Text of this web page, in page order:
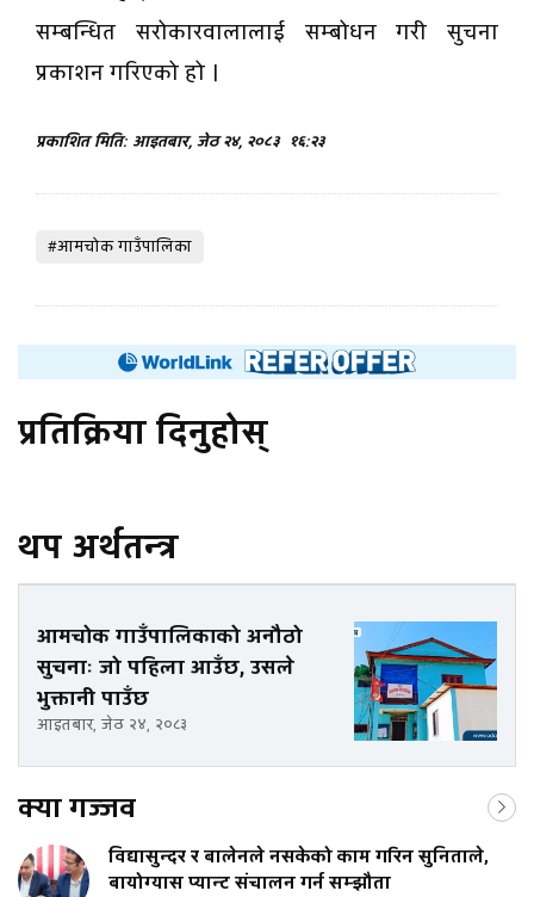
सम्बन्धित सरोकारवालालाई सम्बोधन गरी सुचना
प्रकाशन गरिएको हो ।
प्रकाशित मिति: आइतबार, जेठ २४, २०८३ १६:२३
#आमचोक गाउँपालिका
प्रतिक्रिया दिनुहोस्
थप अर्थतन्त्र
आमचोक गाउँपालिकाको अनौठो
सुचनाः जो पहिला आउँछ, उसले
भुक्तानी पाउँछ
आइतबार, जेठ २४, २०८३
क्या गज्जव
विद्यासुन्दर र बालेनले नसकेको काम गरिन सुनिताले,
बायोग्यास प्यान्ट संचालन गर्न सम्झौता